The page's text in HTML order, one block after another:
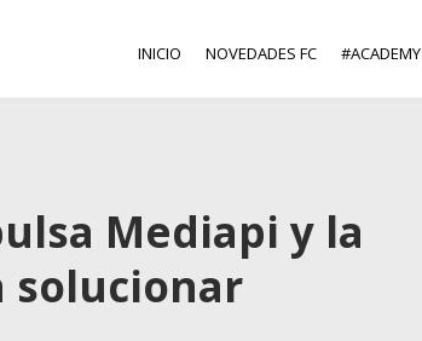
INICIO NOVEDADES FC #ACADEMY
Mediapi y la